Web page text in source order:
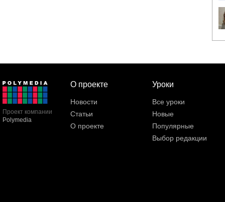
Проект компании
Polymedia
О проекте
Новости
Статьи
О проекте
Уроки
Все уроки
Новые
Популярные
Выбор редакции